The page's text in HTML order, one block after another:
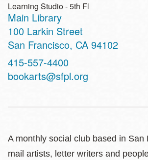
Learning Studio - 5th Fl
Main Library
Address
100 Larkin Street
San Francisco, CA 94102
Contact
Telephone
415-557-4400
bookarts@sfpl.org
A monthly social club based in San
mail artists, letter writers and